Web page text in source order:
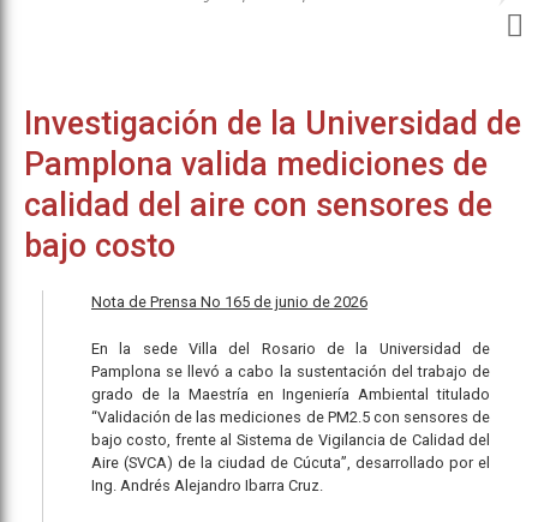
Investigación de la Universidad de
Pamplona valida mediciones de
calidad del aire con sensores de
bajo costo
Nota de Prensa No 165 de junio de 2026
En la sede Villa del Rosario de la Universidad de
Pamplona se llevó a cabo la sustentación del trabajo de
grado de la Maestría en Ingeniería Ambiental titulado
“Validación de las mediciones de PM2.5 con sensores de
bajo costo, frente al Sistema de Vigilancia de Calidad del
Aire (SVCA) de la ciudad de Cúcuta”, desarrollado por el
Ing. Andrés Alejandro Ibarra Cruz.